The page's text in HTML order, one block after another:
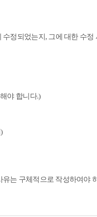
수정되었는지 , 그에 대한 수정
야 합니다.)
)
유는 구체적으로 작성하여야